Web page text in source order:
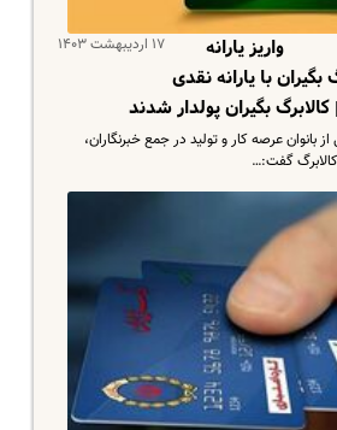
۱۷ اردیبهشت ۱۴۰۳
واریز یارانه
با یارانه نقدی
بانوان عرصه کار و تولید در جمع خبرنگاران،
کالابرگ گفت:…